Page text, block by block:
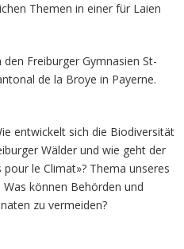
Themen in einer für Laien
Freiburger Gymnasien St-
de la Broye in Payerne.
entwickelt sich die Biodiversität
Wälder und wie geht der
le Climat»? Thema unseres
können Behörden und
zu vermeiden?